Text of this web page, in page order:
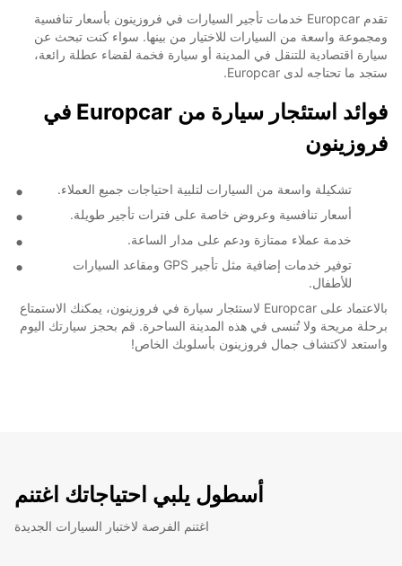
تقدم Europcar خدمات تأجير السيارات في فروزينون بأسعار تنافسية
ومجموعة واسعة من السيارات للاختيار من بينها. سواء كنت تبحث عن
سيارة اقتصادية للتنقل في المدينة أو سيارة فخمة لقضاء عطلة رائعة،
ستجد ما تحتاجه لدى Europcar.
فوائد استئجار سيارة من Europcar في
فروزينون
تشكيلة واسعة من السيارات لتلبية احتياجات جميع العملاء.
أسعار تنافسية وعروض خاصة على فترات تأجير طويلة.
خدمة عملاء ممتازة ودعم على مدار الساعة.
توفير خدمات إضافية مثل تأجير GPS ومقاعد السيارات
للأطفال.
بالاعتماد على Europcar لاستئجار سيارة في فروزينون، يمكنك الاستمتاع
برحلة مريحة ولا تُنسى في هذه المدينة الساحرة. قم بحجز سيارتك اليوم
واستعد لاكتشاف جمال فروزينون بأسلوبك الخاص!
أسطول يلبي احتياجاتك اغتنم
اغتنم الفرصة لاختبار السيارات الجديدة